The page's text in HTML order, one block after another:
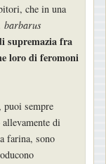
che in una
barbarus
supremazia fra
loro di feromoni
puoi sempre
di
farina, sono